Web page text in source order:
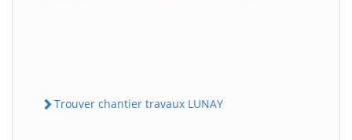
Trouver chantier travaux LUNAY